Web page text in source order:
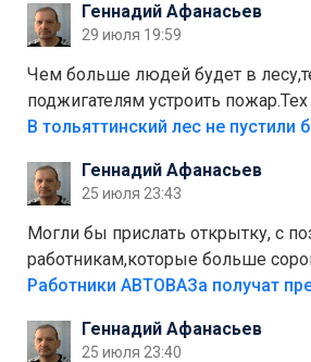
лежала в парке и испортилась.Да
украли.
Геннадий Афанасьев
29 июля 19:59
Чем больше людей будет в
поджигателям устроить
костры,тех надо безбожно
Штрафы мизерные.
Геннадий Афанасьев
25 июля 23:43
Могли бы прислать открытку, с
работникам,которые больше
на предприятии.
Работники АВТОВАЗа получат
Геннадий Афанасьев
25 июля 23:40